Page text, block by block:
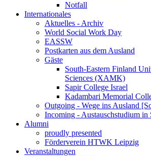
Notfall
Internationales
Aktuelles - Archiv
World Social Work Day
EASSW
Postkarten aus dem Ausland
Gäste
South-Eastern Finland
Sciences (XAMK)
Sapir College Israel
Kadambari Memorial
Outgoing - Wege ins Ausland
Incoming - Austauschstudium in
Alumni
proudly presented
Förderverein HTWK Leipzig
Veranstaltungen